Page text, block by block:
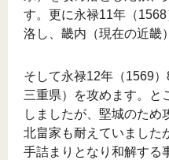
す。更に永禄11年（
洛し、畿内（現在の近畿
そして永禄12年（1569
三重県）を攻めます。と
しましたが、堅城のため
北畠家も耐えていました
手詰まりとなり和解する